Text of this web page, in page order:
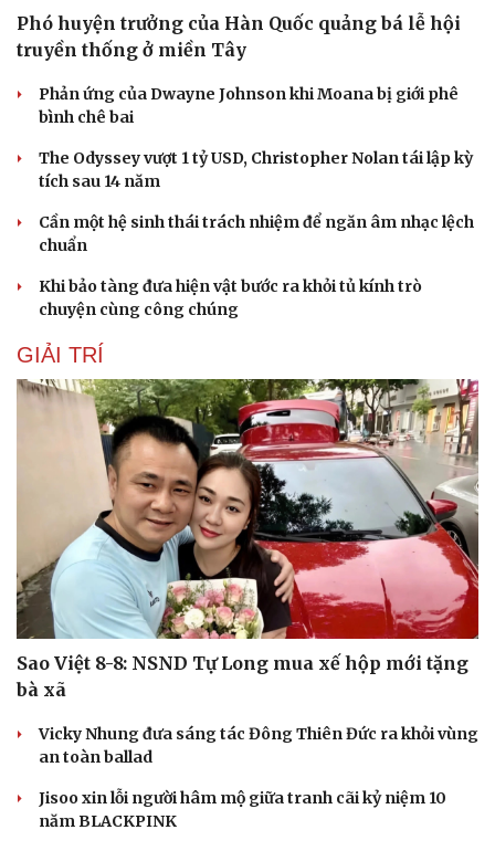
Phó huyện trưởng của Hàn Quốc quảng bá lễ hội
truyền thống ở miền Tây
Phản ứng của Dwayne Johnson khi Moana bị giới phê
bình chê bai
The Odyssey vượt 1 tỷ USD, Christopher Nolan tái lập kỳ
tích sau 14 năm
Cần một hệ sinh thái trách nhiệm để ngăn âm nhạc lệch
chuẩn
Khi bảo tàng đưa hiện vật bước ra khỏi tủ kính trò
chuyện cùng công chúng
GIẢI TRÍ
Sao Việt 8-8: NSND Tự Long mua xế hộp mới tặng
bà xã
Vicky Nhung đưa sáng tác Đông Thiên Đức ra khỏi vùng
an toàn ballad
Jisoo xin lỗi người hâm mộ giữa tranh cãi kỷ niệm 10
năm BLACKPINK